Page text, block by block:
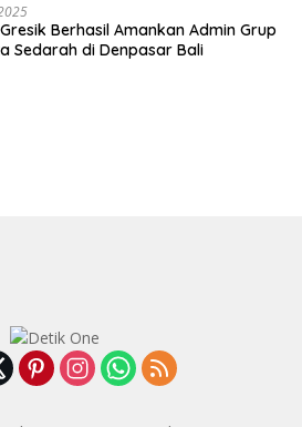
Berhasil Amankan Admin Grup
Sedarah di Denpasar Bali